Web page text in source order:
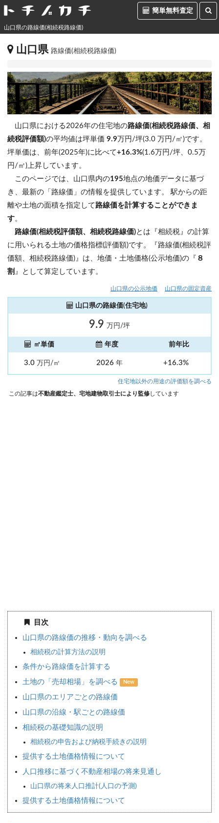
簡単無料査定
山口県の路線価(相続税路線価)
山口県 路線価(相続税路線価)
山口県における2026年の住宅地の路線価(相続税路線価、相
続税評価額)の平均値は坪単価 9.9万円/坪(3.0 万円/㎡)です。
坪単価は、前年(2025年)に比べて+16.3%(1.6万円/坪、0.5万
円/㎡)上昇しています。
このページでは、山口県内の195地点の地価データに基づ
き、最新の「路線価」の情報を提供しています。 駅からの距
離や土地の面積を指定して 路線価を計算することができま
す。
路線価(相続税評価額、相続税路線価)とは『相続税』の計算
に用いられる土地の価格指標(評価額)です。『路線価(相続税評
価額、相続税路線価)』は、地価・土地価格(公示地価)の『 ８
割 』として算定しています。
山口県の公示地価 山口県の固定資産
山口県の路線価(住宅地)
9.9 万円/坪
㎡単価 年度 前年比
3.0 万円/㎡ 2026 年 +16.3%
住宅地以外の用途の評価額を調べる
この記事は不動産鑑定士、宅地建物取引士により監修しています
目次
山口県の路線価の推移・動向を調べる
相続税の計算方法の説明
条件から路線価を計算する
土地の「売却相場」を調べる New
山口県のエリアごとの路線価
山口県の沿線・駅ごとの路線価
相続税の基礎知識の説明
相続税の申告および納税手続きの説明
提供する土地価格情報について
人口推移に基づく不動産相場の将来見通し
山口県の将来人口推計(人口の予測)
提供する土地価格情報について